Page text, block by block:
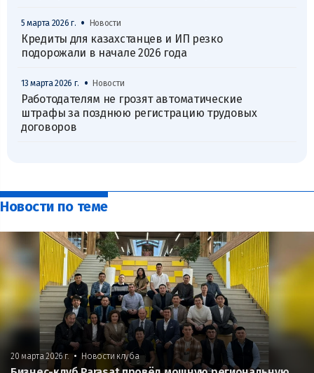
5 марта 2026 г. • Новости
Кредиты для казахстанцев и ИП резко
подорожали в начале 2026 года
13 марта 2026 г. • Новости
Работодателям не грозят автоматические
штрафы за позднюю регистрацию трудовых
договоров
Новости по теме
20 марта 2026 г. • Новости клуба